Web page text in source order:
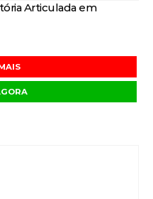
Articulada em